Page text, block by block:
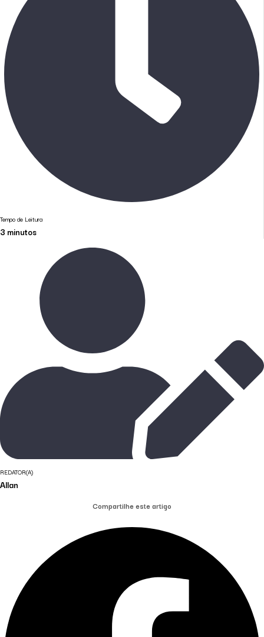
Tempo de Leitura
3 minutos
REDATOR(A)
Allan
Compartilhe este artigo